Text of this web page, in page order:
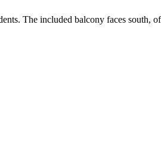
The included balcony faces south,